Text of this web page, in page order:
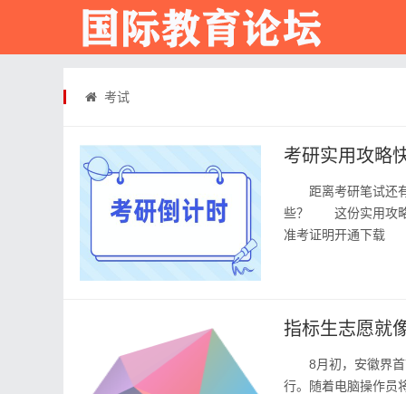
考试
考研实用攻略
距离考研笔试还
些？ 这份实用攻
准考证明开通下载
指标生志愿就
8月初，安徽界首
行。随着电脑操作员